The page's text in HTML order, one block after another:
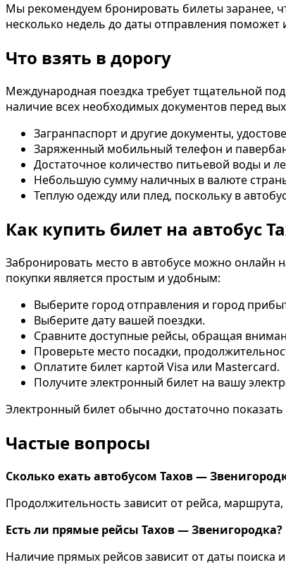
Мы рекомендуем бронировать билеты заранее,
несколько недель до даты отправления
Что взять в дорогу
Международная поездка требует тщательной
наличие всех необходимых документов перед
Загранпаспорт и другие документы,
Заряженный мобильный телефон и
Достаточное количество питьевой воды и
Небольшую сумму наличных в валюте
Теплую одежду или плед, поскольку в
Как купить билет на автобус
Забронировать место в автобусе можно онлайн
покупки является простым и удобным:
Выберите город отправления и город
Выберите дату вашей поездки.
Сравните доступные рейсы, обращая
Проверьте место посадки,
Оплатите билет картой Visa или Mastercard.
Получите электронный билет на вашу
Электронный билет обычно достаточно
Частые вопросы
Сколько ехать автобусом Тахов —
Продолжительность зависит от рейса,
Есть ли прямые рейсы Тахов — Звенигородка?
Наличие прямых рейсов зависит от даты